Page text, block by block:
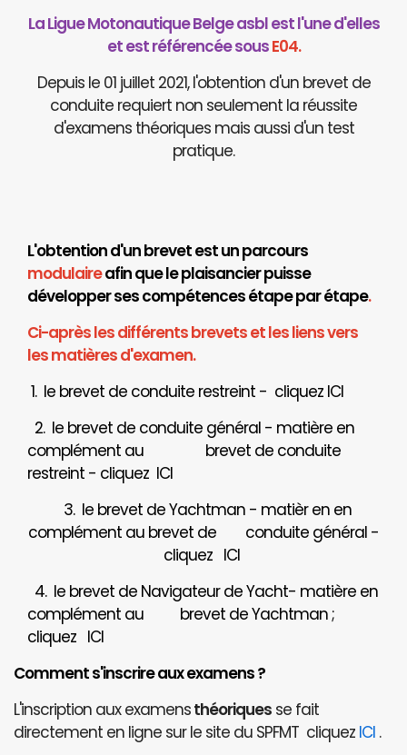
La Ligue Motonautique Belge asbl est l'une d'elles
et est référencée sousE04.
Depuis le 01 juillet 2021, l'obtention d'un brevet de
conduite requiert non seulement la réussite
d'examens théoriques mais aussi d'un test
pratique.
L'obtention d'un brevet est un parcours
modulaireafin que le plaisancier puisse
développer ses compétences étape par étape.
Ci-après les différents brevets et les liens vers
les matières d'examen.
1. le brevet de conduite restreint - cliquez ICI
2. le brevet de conduite général - matière en
complément au brevet de conduite
restreint - cliquez ICI
3. le brevet de Yachtman - matièr en en
complément au brevet de
conduite général -
cliquez ICI
4. le brevet de Navigateur de Yacht- matière en
complément au brevet de Yachtman ;
cliquez ICI
Comment s'inscrire aux examens ?
L'inscription aux examensthéoriques se fait
directement en ligne sur le site du SPFMT cliquez ICI .